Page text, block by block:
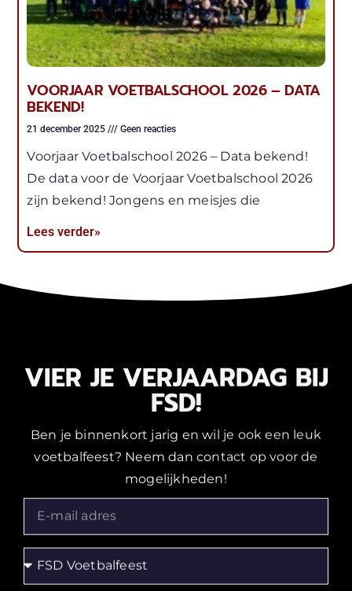
VOORJAAR VOETBALSCHOOL 2026 – DATA
BEKEND!
21 december 2025 Geen reacties
Voorjaar Voetbalschool 2026 – Data bekend!
De data voor de Voorjaar Voetbalschool 2026
zijn bekend! Jongens en meisjes die
Lees verder»
VIER JE VERJAARDAG BIJ
FSD!
Ben je binnenkort jarig en wil je ook een leuk
voetbalfeest? Neem dan contact op voor de
mogelijkheden!